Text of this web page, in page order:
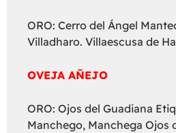
ORO: Cerro del Ángel
Villadharo. Villaescusa de
OVEJA AÑEJO
ORO: Ojos del Guadiana
Manchego, Manchega Ojos